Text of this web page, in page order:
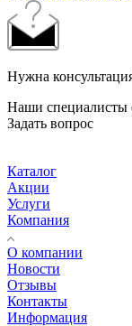
Нужна
Наши специалисты
Задать вопрос
Каталог
Акции
Услуги
Компания
О компании
Новости
Отзывы
Контакты
Информация